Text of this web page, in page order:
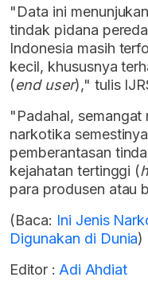
"Data ini
tindak pidana
Indonesia masih
kecil, khususnya
(end user)," tulis
"Padahal, semangat
narkotika
pemberantasan
kejahatan tertinggi (
para produsen atau
(Baca: Ini Jenis
Digunakan di Dunia)
Editor : Adi Ahdiat